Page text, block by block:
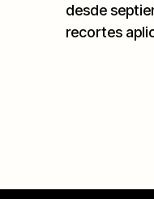
desde
recortes